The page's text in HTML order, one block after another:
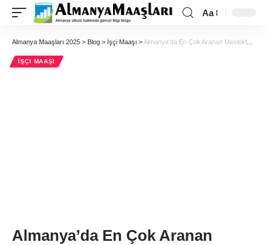
Aa
Almanya Maaşları 2025 > Blog > İşçi Maaşı >Almanya’da En Çok Aranan Meslekler 2024
İŞÇI MAAŞI
Almanya’da En Çok Aranan